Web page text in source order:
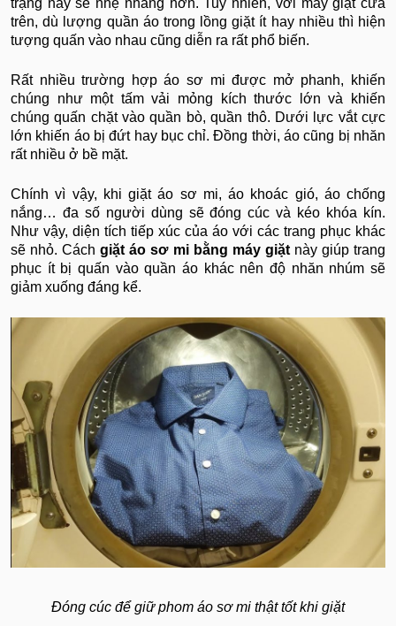
trạng này sẽ nhẹ nhàng hơn. Tuy nhiên, với máy giặt cửa
trên, dù lượng quần áo trong lồng giặt ít hay nhiều thì hiện
tượng quấn vào nhau cũng diễn ra rất phổ biến.
Rất nhiều trường hợp áo sơ mi được mở phanh, khiến
chúng như một tấm vải mỏng kích thước lớn và khiến
chúng quấn chặt vào quần bò, quần thô. Dưới lực vắt cực
lớn khiến áo bị đứt hay bục chỉ. Đồng thời, áo cũng bị nhăn
rất nhiều ở bề mặt.
Chính vì vậy, khi giặt áo sơ mi, áo khoác gió, áo chống
nắng… đa số người dùng sẽ đóng cúc và kéo khóa kín.
Như vậy, diện tích tiếp xúc của áo với các trang phục khác
sẽ nhỏ. Cáchgiặt áo sơ mi bằng máy giặtnày giúp trang
phục ít bị quấn vào quần áo khác nên độ nhăn nhúm sẽ
giảm xuống đáng kể.
Đóng cúc để giữ phom áo sơ mi thật tốt khi giặt